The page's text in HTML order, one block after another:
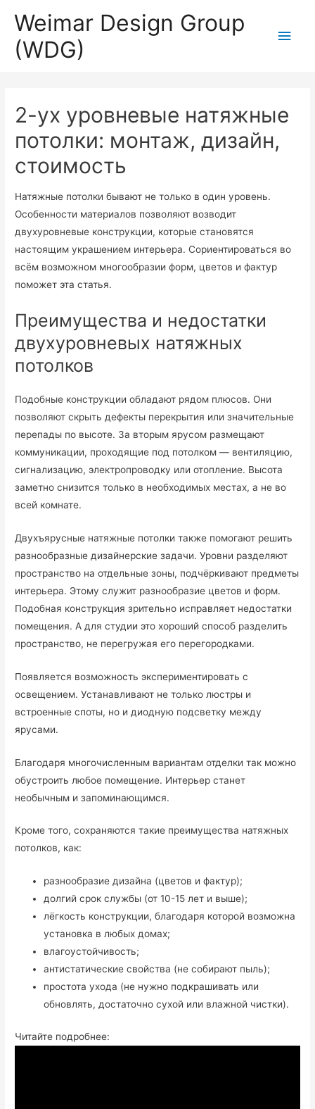
Weimar Design Group
(WDG)
2-ух уровневые натяжные
потолки: монтаж, дизайн,
стоимость
Натяжные потолки бывают не только в один уровень.
Особенности материалов позволяют возводит
двухуровневые конструкции, которые становятся
настоящим украшением интерьера. Сориентироваться во
всём возможном многообразии форм, цветов и фактур
поможет эта статья.
Преимущества и недостатки
двухуровневых натяжных
потолков
Подобные конструкции обладают рядом плюсов. Они
позволяют скрыть дефекты перекрытия или значительные
перепады по высоте. За вторым ярусом размещают
коммуникации, проходящие под потолком — вентиляцию,
сигнализацию, электропроводку или отопление. Высота
заметно снизится только в необходимых местах, а не во
всей комнате.
Двухъярусные натяжные потолки также помогают решить
разнообразные дизайнерские задачи. Уровни разделяют
пространство на отдельные зоны, подчёркивают предметы
интерьера. Этому служит разнообразие цветов и форм.
Подобная конструкция зрительно исправляет недостатки
помещения. А для студии это хороший способ разделить
пространство, не перегружая его перегородками.
Появляется возможность экспериментировать с
освещением. Устанавливают не только люстры и
встроенные споты, но и диодную подсветку между
ярусами.
Благодаря многочисленным вариантам отделки так можно
обустроить любое помещение. Интерьер станет
необычным и запоминающимся.
Кроме того, сохраняются такие преимущества натяжных
потолков, как:
разнообразие дизайна (цветов и фактур);
долгий срок службы (от 10-15 лет и выше);
лёгкость конструкции, благодаря которой возможна
установка в любых домах;
влагоустойчивость;
антистатические свойства (не собирают пыль);
простота ухода (не нужно подкрашивать или
обновлять, достаточно сухой или влажной чистки).
Читайте подробнее:
Для любых предложений по